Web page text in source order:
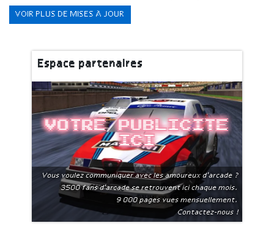
VOIR PLUS DE MISES À JOUR
Espace partenaires
Votre publicite
ici
Vous voulez communiquer avec les amoureux d'arcade ?
3500 fans d'arcade se retrouvent ici chaque mois.
9 000 pages vues mensuellement.
Contactez-nous !